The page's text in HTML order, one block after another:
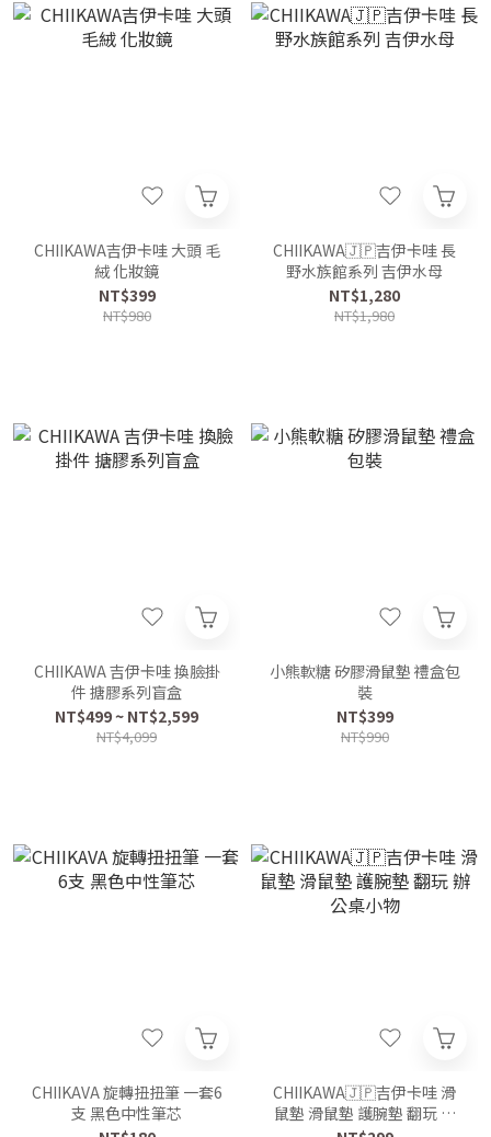
CHIIKAWA吉伊卡哇 大頭 毛
絨 化妝鏡
NT$399
NT$980
CHIIKAWA🇯🇵吉伊卡哇 長
野水族館系列 吉伊水母
NT$1,280
NT$1,980
CHIIKAWA 吉伊卡哇 換臉掛
件 搪膠系列盲盒
NT$499 ~ NT$2,599
NT$4,099
小熊軟糖 矽膠滑鼠墊 禮盒包
裝
NT$399
NT$990
CHIIKAVA 旋轉扭扭筆 一套6
支 黑色中性筆芯
CHIIKAWA🇯🇵吉伊卡哇 滑
鼠墊 滑鼠墊 護腕墊 翻玩 辦